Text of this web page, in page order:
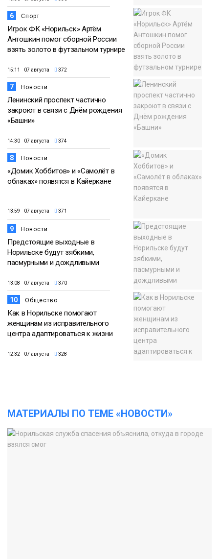
6 Спорт
Игрок ФК «Норильск» Артём
Антошкин помог сборной России
взять золото в футзальном турнире
15:11 07 августа 372
7 Новости
Ленинский проспект частично
закроют в связи с Днём рождения
«Башни»
14:30 07 августа 374
8 Новости
«Домик Хоббитов» и «Самолёт в
облаках» появятся в Кайеркане
13:59 07 августа 371
9 Новости
Предстоящие выходные в
Норильске будут зябкими,
пасмурными и дождливыми
13:08 07 августа 370
10 Общество
Как в Норильске помогают
женщинам из исправительного
центра адаптироваться к жизни
12:32 07 августа 328
МАТЕРИАЛЫ ПО ТЕМЕ «НОВОСТИ»